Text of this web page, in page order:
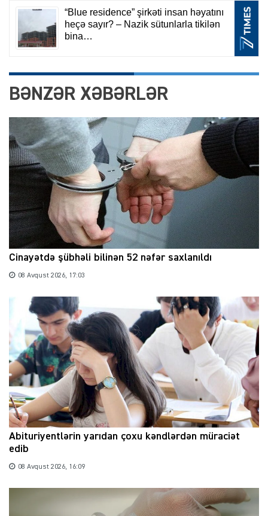
BƏNZƏR XƏBƏRLƏR
Cinayətdə şübhəli bilinən 52 nəfər saxlanıldı
08 Avqust 2026, 17:03
Abituriyentlərin yarıdan çoxu kəndlərdən müraciət
edib
08 Avqust 2026, 16:09